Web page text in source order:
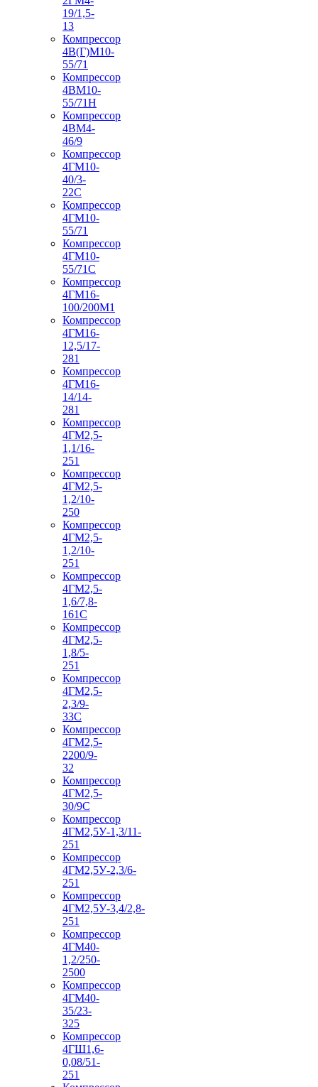
19/1,5-
13
Компрессор
4В(Г)М10-
55/71
Компрессор
4ВМ10-
55/71Н
Компрессор
4ВМ4-
46/9
Компрессор
4ГМ10-
40/3-
22С
Компрессор
4ГМ10-
55/71
Компрессор
4ГМ10-
55/71С
Компрессор
4ГМ16-
100/200М1
Компрессор
4ГМ16-
12,5/17-
281
Компрессор
4ГМ16-
14/14-
281
Компрессор
4ГМ2,5-
1,1/16-
251
Компрессор
4ГМ2,5-
1,2/10-
250
Компрессор
4ГМ2,5-
1,2/10-
251
Компрессор
4ГМ2,5-
1,6/7,8-
161С
Компрессор
4ГМ2,5-
1,8/5-
251
Компрессор
4ГМ2,5-
2,3/9-
33С
Компрессор
4ГМ2,5-
2200/9-
32
Компрессор
4ГМ2,5-
30/9С
Компрессор
4ГМ2,5У-1,3/11-
251
Компрессор
4ГМ2,5У-2,3/6-
251
Компрессор
4ГМ2,5У-3,4/2,8-
251
Компрессор
4ГМ40-
1,2/250-
2500
Компрессор
4ГМ40-
35/23-
325
Компрессор
4ГШ1,6-
0,08/51-
251